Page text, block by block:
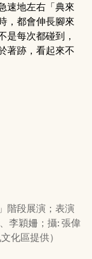
速地左右「典來
，都會伸長腳來
是每次都碰到，
著跡，看起來不
階段展演；表演
李穎姍；攝: 張偉
化區提供）